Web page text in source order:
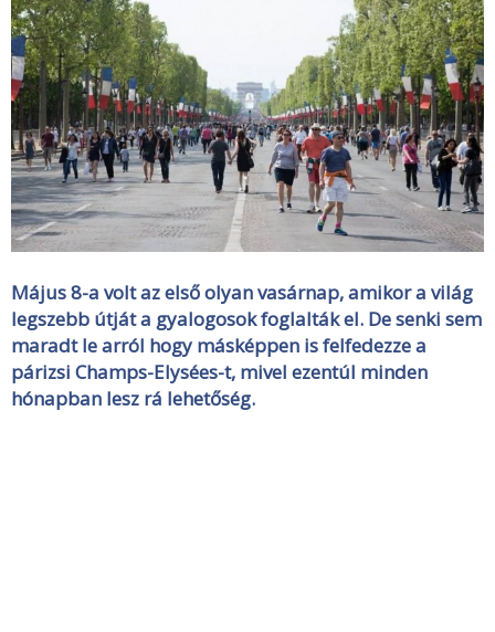
Május 8-a volt az első olyan vasárnap, amikor a világ
legszebb útját a gyalogosok foglalták el. De senki sem
maradt le arról hogy másképpen is felfedezze a
párizsi Champs-Elysées-t, mivel ezentúl minden
hónapban lesz rá lehetőség.